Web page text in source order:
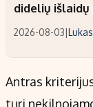
didelių
2026-08-03|
Antras
turi